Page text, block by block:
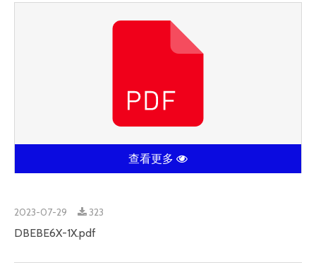
查看更多
2023-07-29 323
DBEBE6X-1X.pdf